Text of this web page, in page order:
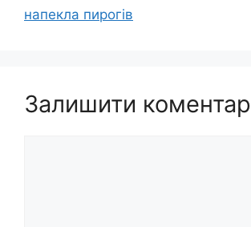
напекла пирогів
Залишити коментар